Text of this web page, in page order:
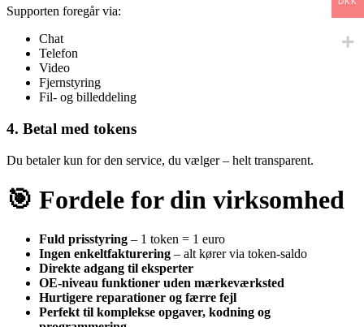
Supporten foregår via:
Chat
Telefon
Video
Fjernstyring
Fil- og billeddeling
4. Betal med tokens
Du betaler kun for den service, du vælger – helt transparent.
🎯 Fordele for din virksomhed
Fuld prisstyring – 1 token = 1 euro
Ingen enkeltfakturering – alt kører via token-saldo
Direkte adgang til eksperter
OE-niveau funktioner uden mærkeværksted
Hurtigere reparationer og færre fejl
Perfekt til komplekse opgaver, kodning og